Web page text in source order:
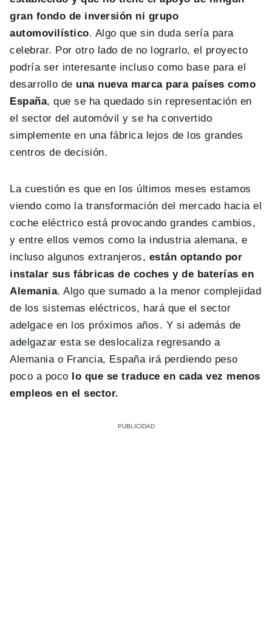
gran fondo de inversión ni grupo
automovilístico. Algo que sin duda sería para
celebrar. Por otro lado de no lograrlo, el proyecto
podría ser interesante incluso como base para el
desarrollo de una nueva marca para países como
España, que se ha quedado sin representación en
el sector del automóvil y se ha convertido
simplemente en una fábrica lejos de los grandes
centros de decisión.
La cuestión es que en los últimos meses estamos
viendo como la transformación del mercado hacia el
coche eléctrico está provocando grandes cambios,
y entre ellos vemos como la industria alemana, e
incluso algunos extranjeros, están optando por
instalar sus fábricas de coches y de baterías en
Alemania. Algo que sumado a la menor complejidad
de los sistemas eléctricos, hará que el sector
adelgace en los próximos años. Y si además de
adelgazar esta se deslocaliza regresando a
Alemania o Francia, España irá perdiendo peso
poco a poco
lo que se traduce en cada vez menos
empleos en el sector.